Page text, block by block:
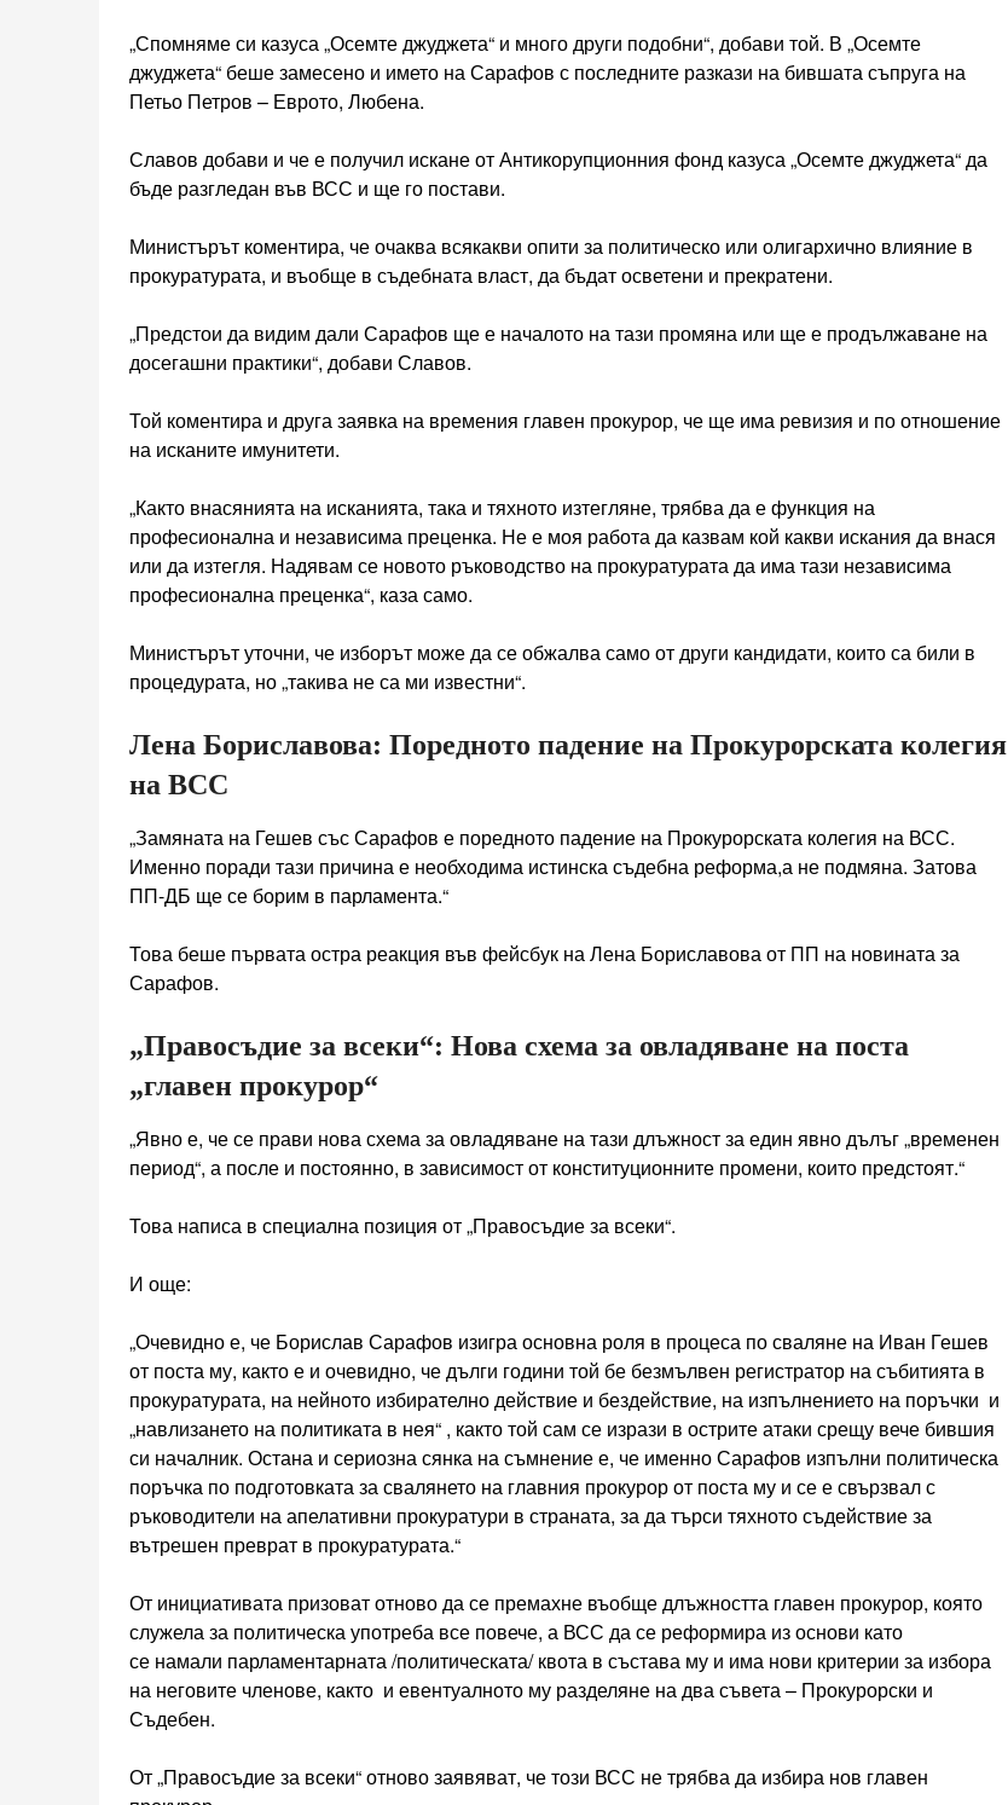
„Спомняме си казуса „Осемте джуджета“ и много други подобни“, добави той. В „Осемте
джуджета“ беше замесено и името на Сарафов с последните разкази на бившата съпруга на
Петьо Петров – Еврото, Любена.
Славов добави и че е получил искане от Антикорупционния фонд казуса „Осемте джуджета“ да
бъде разгледан във ВСС и ще го постави.
Министърът коментира, че очаква всякакви опити за политическо или олигархично влияние в
прокуратурата, и въобще в съдебната власт, да бъдат осветени и прекратени.
„Предстои да видим дали Сарафов ще е началото на тази промяна или ще е продължаване на
досегашни практики“, добави Славов.
Той коментира и друга заявка на времения главен прокурор, че ще има ревизия и по отношение
на исканите имунитети.
„Както внасянията на исканията, така и тяхното изтегляне, трябва да е функция на
професионална и независима преценка. Не е моя работа да казвам кой какви искания да внася
или да изтегля. Надявам се новото ръководство на прокуратурата да има тази независима
професионална преценка“, каза само.
Министърът уточни, че изборът може да се обжалва само от други кандидати, които са били в
процедурата, но „такива не са ми известни“.
Лена Бориславова: Поредното падение на Прокурорската колегия
на ВСС
„Замяната на Гешев със Сарафов е поредното падение на Прокурорската колегия на ВСС.
Именно поради тази причина е необходима истинска съдебна реформа,а не подмяна. Затова
ПП-ДБ ще се борим в парламента.“
Това беше първата остра реакция във фейсбук на Лена Бориславова от ПП на новината за
Сарафов.
„Правосъдие за всеки“: Нова схема за овладяване на поста
„главен прокурор“
„Явно е, че се прави нова схема за овладяване на тази длъжност за един явно дълъг „временен
период“, а после и постоянно, в зависимост от конституционните промени, които предстоят.“
Това написа в специална позиция от „Правосъдие за всеки“.
И още:
„Очевидно е, че Борислав Сарафов изигра основна роля в процеса по сваляне на Иван Гешев
от поста му, както е и очевидно, че дълги години той бе безмълвен регистратор на събитията в
прокуратурата, на нейното избирателно действие и бездействие, на изпълнението на поръчки и
„навлизането на политиката в нея“ , както той сам се изрази в острите атаки срещу вече бившия
си началник. Остана и сериозна сянка на съмнение е, че именно Сарафов изпълни политическа
поръчка по подготовката за свалянето на главния прокурор от поста му и се е свързвал с
ръководители на апелативни прокуратури в страната, за да търси тяхното съдействие за
вътрешен преврат в прокуратурата.“
От инициативата призоват отново да се премахне въобще длъжността главен прокурор, която
служела за политическа употреба все повече, а ВСС да се реформира из основи като
се намали парламентарната /политическата/ квота в състава му и има нови критерии за избора
на неговите членове, както и евентуалното му разделяне на два съвета – Прокурорски и
Съдебен.
От „Правосъдие за всеки“ отново заявяват, че този ВСС не трябва да избира нов главен